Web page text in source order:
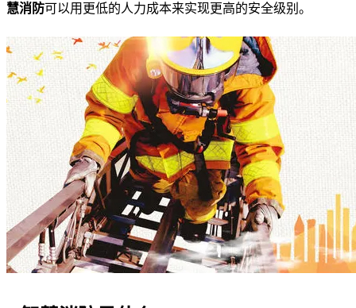
慧消防可以用更低的人力成本来实现更高的安全级别。